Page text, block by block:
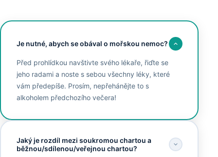
Je nutné, abych se obával o mořskou nemoc?
Před prohlídkou navštivte svého lékaře, řiďte se
jeho radami a noste s sebou všechny léky, které
vám předepíše. Prosím, nepřehánějte to s
alkoholem předchozího večera!
Jaký je rozdíl mezi soukromou chartou a
běžnou/sdílenou/veřejnou chartou?